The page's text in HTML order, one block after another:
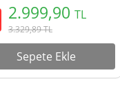
2.999,90 TL
3.329,89TL
Sepete Ekle